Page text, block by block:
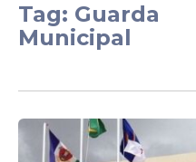
Tag: Guarda
Municipal